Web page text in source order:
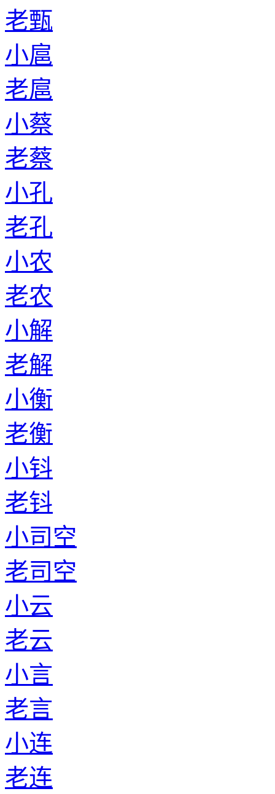
老甄
小扈
老扈
小蔡
老蔡
小孔
老孔
小农
老农
小解
老解
小衡
老衡
小钭
老钭
小司空
老司空
小云
老云
小言
老言
小连
老连